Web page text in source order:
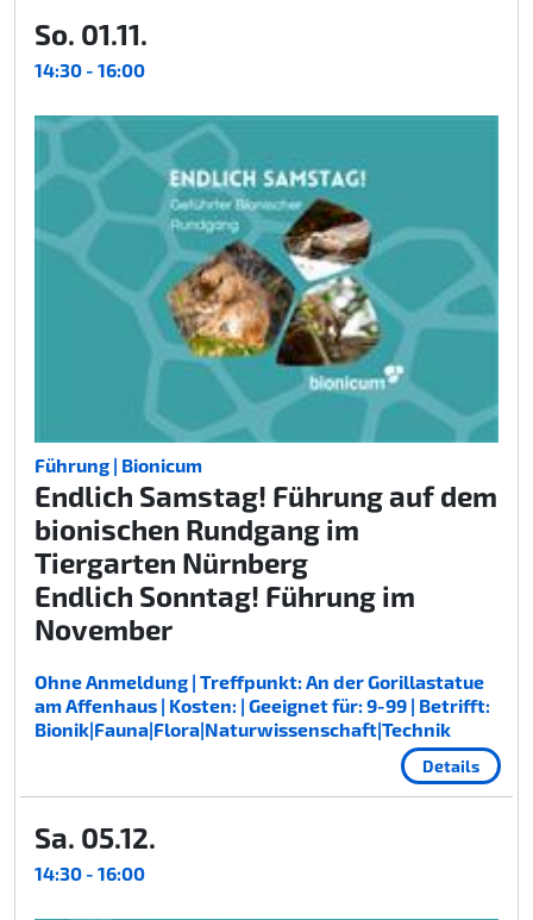
So. 01.11.
14:30 - 16:00
Führung | Bionicum
Endlich Samstag! Führung auf dem
bionischen Rundgang im
Tiergarten Nürnberg
Endlich Sonntag! Führung im
November
Ohne Anmeldung | Treffpunkt: An der Gorillastatue
am Affenhaus | Kosten: | Geeignet für: 9-99 | Betrifft:
Bionik|Fauna|Flora|Naturwissenschaft|Technik
Details
Sa. 05.12.
14:30 - 16:00